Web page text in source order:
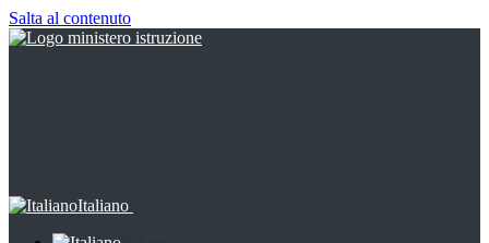
Salta al contenuto
Italiano